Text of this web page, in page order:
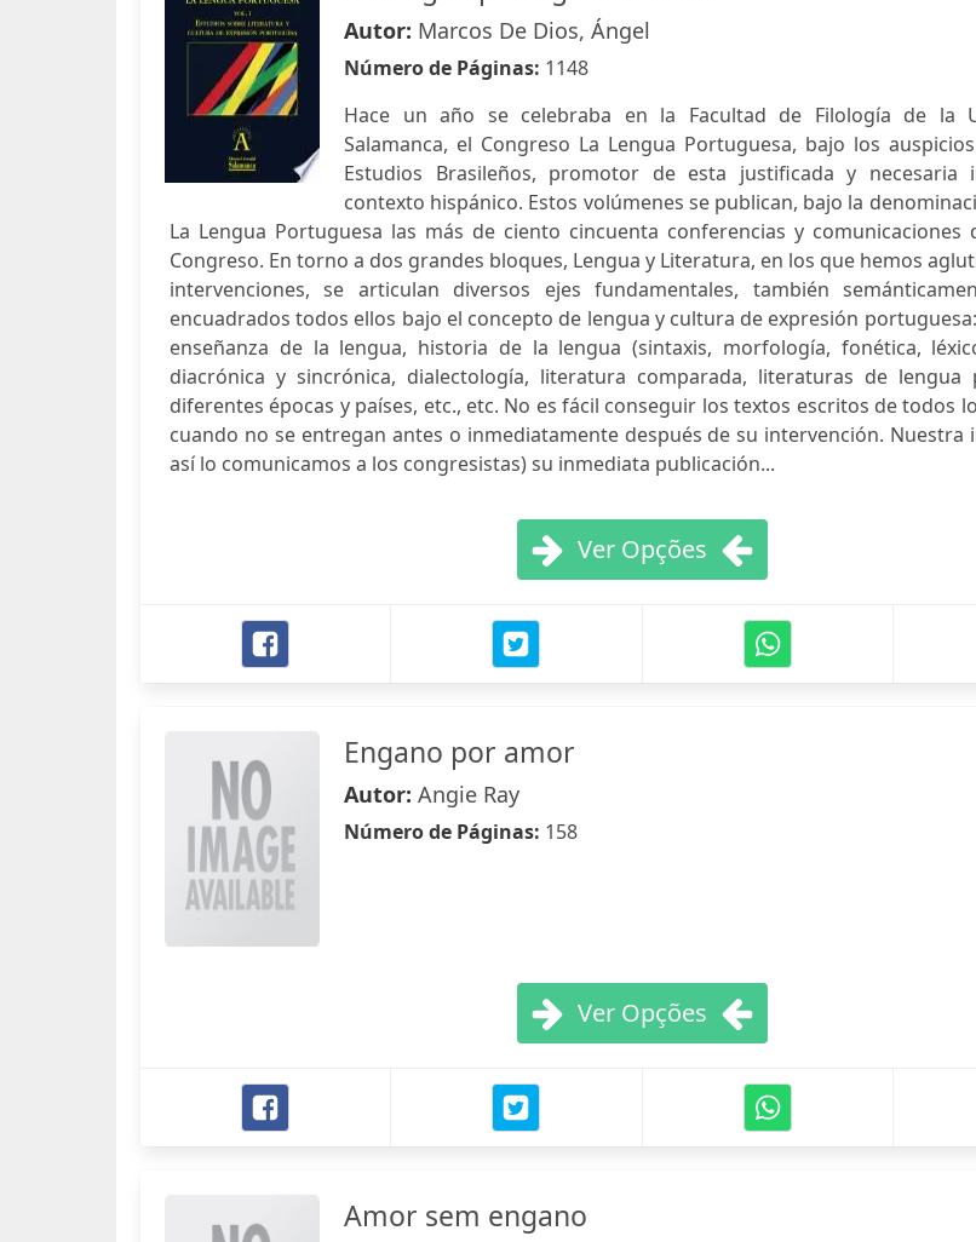
Autor: Marcos De Dios, Ángel
Número de Páginas: 1148
Hace un año se celebraba en la Facultad de Filología de la
Salamanca, el Congreso La Lengua Portuguesa, bajo los
Estudios Brasileños, promotor de esta justificada y necesaria
contexto hispánico. Estos volúmenes se publican, bajo la
La Lengua Portuguesa las más de ciento cincuenta conferencias y comunicaciones
Congreso. En torno a dos grandes bloques, Lengua y Literatura, en los que hemos
intervenciones, se articulan diversos ejes fundamentales, también
encuadrados todos ellos bajo el concepto de lengua y cultura de expresión
enseñanza de la lengua, historia de la lengua (sintaxis, morfología, fonética,
diacrónica y sincrónica, dialectología, literatura comparada, literaturas de lengua
diferentes épocas y países, etc., etc. No es fácil conseguir los textos escritos de todos
cuando no se entregan antes o inmediatamente después de su intervención. Nuestra
así lo comunicamos a los congresistas) su inmediata publicación...
Ver Opções
Engano por amor
Autor: Angie Ray
Número de Páginas: 158
Ver Opções
Amor sem engano